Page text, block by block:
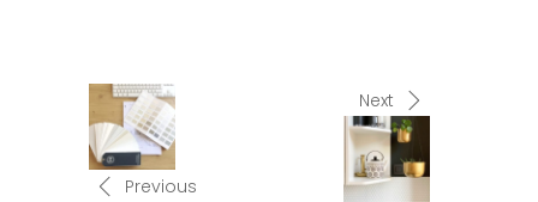
Previous
Next